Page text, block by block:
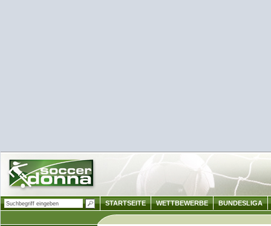
STARTSEITE WETTBEWERBE BUNDESLIGA